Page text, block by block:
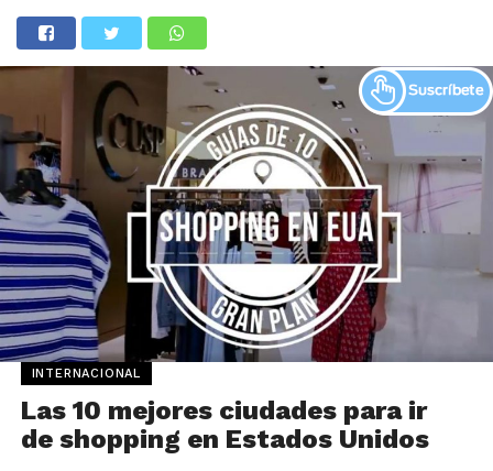
INTERNACIONAL
Las 10 mejores ciudades para ir
de shopping en Estados Unidos